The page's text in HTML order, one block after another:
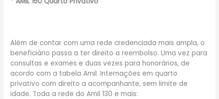
Além de contar com uma rede credenciada mais ampla, o
beneficiário passa a ter direito a reembolso. Uma vez para
consultas e exames e duas vezes para honorários, de
acordo com a tabela Amil. Internações em quarto
privativo com direito a acompanhante, sem limite de
idade. Toda a rede do Amil 130 e mais: